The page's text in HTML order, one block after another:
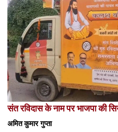
संत रविदास के नाम पर भाजपा की
अमित कुमार गुप्ता